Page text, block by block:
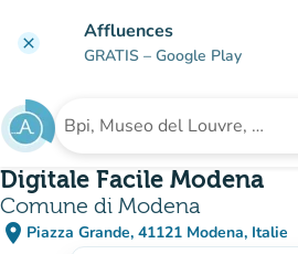
clear Affluences
GRATIS – Google Play
Buscar un establecimiento
Digitale Facile Modena
Comune di Modena
place Piazza Grande, 41121 Modena, Italie
(abrir en Google Maps)
(nueva pestaña)